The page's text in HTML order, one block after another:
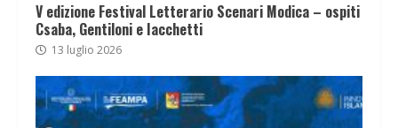
V edizione Festival Letterario Scenari Modica – ospiti
Csaba, Gentiloni e Iacchetti
13 luglio 2026